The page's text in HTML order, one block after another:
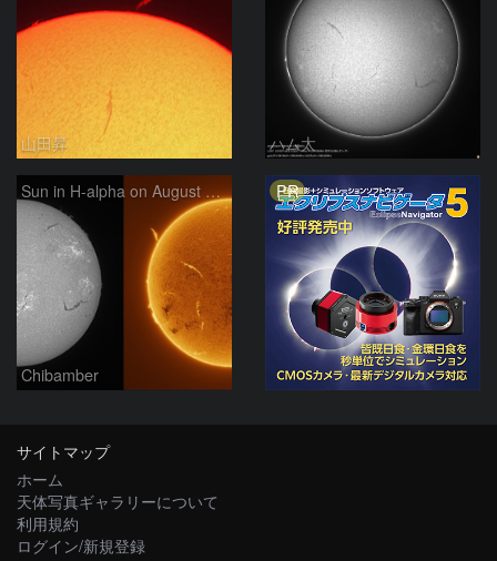
山田昇 ハム太
Sun in H-alpha on August 7, 2026
Chibamber
PR
サイトマップ
ホーム
天体写真ギャラリーについて
利用規約
ログイン/新規登録